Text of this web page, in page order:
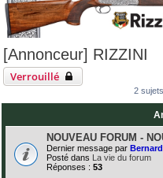
[Annonceur] RIZZINI
Verrouillé
2
NOUVEAU FORUM -
Dernier message par
Posté dans La vie du forum
Réponses : 53